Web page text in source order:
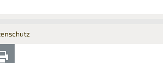
PER E-MAIL